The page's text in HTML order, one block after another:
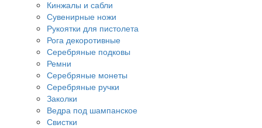
Кинжалы и сабли
Сувенирные ножи
Рукоятки для пистолета
Рога декоротивные
Серебряные подковы
Ремни
Серебряные монеты
Серебряные ручки
Заколки
Ведра под шампанское
Свистки